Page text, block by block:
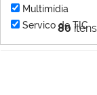
80
Multimídia
Servico de TIC